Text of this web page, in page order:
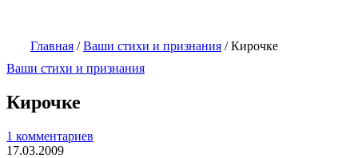
Главная /Ваши стихи и признания /Кирочке
Ваши стихи и признания
Кирочке
1 комментариев
17.03.2009